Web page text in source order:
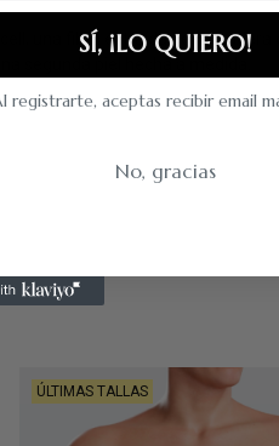
una fibra extraída de la
segunda piel hecha a medida.
ÚLTIMAS TALLAS
SÍ, ¡LO QUIERO!
registrarte, aceptas recibir email
No, gracias